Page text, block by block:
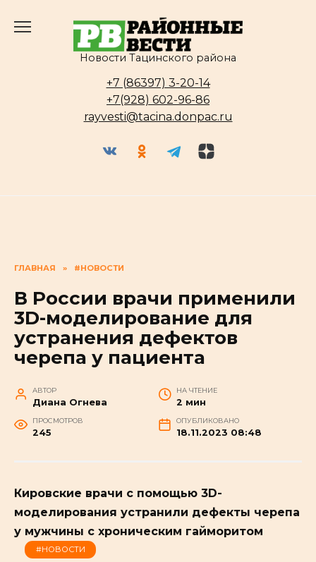
Новости Тацинского района
+7 (86397) 3-20-14
+7(928) 602-96-86
rayvesti@tacina.donpac.ru
ГЛАВНАЯ » #НОВОСТИ
В России врачи применили
3D-моделирование для
устранения дефектов
черепа у пациента
АВТОР
Диана Огнева
НА ЧТЕНИЕ
2 мин
ПРОСМОТРОВ
245
ОПУБЛИКОВАНО
18.11.2023 08:48
Кировские врачи с помощью 3D-
моделирования устранили дефекты черепа
у мужчины с хроническим гайморитом
#НОВОСТИ